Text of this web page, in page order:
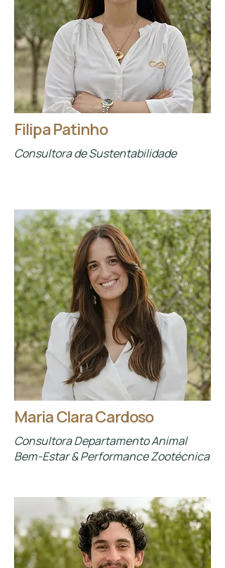
Filipa Patinho
Consultora de Sustentabilidade
Maria Clara Cardoso
Consultora Departamento Animal
Bem-Estar & Performance Zootécnica